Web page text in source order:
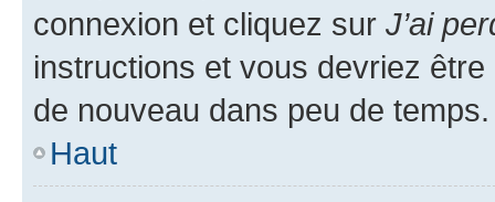
connexion et cliquez sur J’ai
instructions et vous devriez
de nouveau dans peu de temps.
Haut